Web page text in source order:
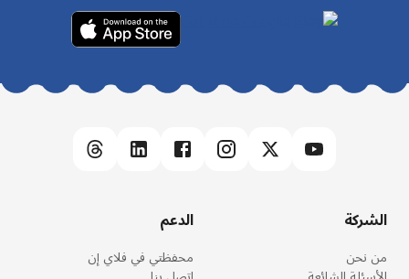
الشركة
من نحن
الدعم
محفظتي في فلاي إن